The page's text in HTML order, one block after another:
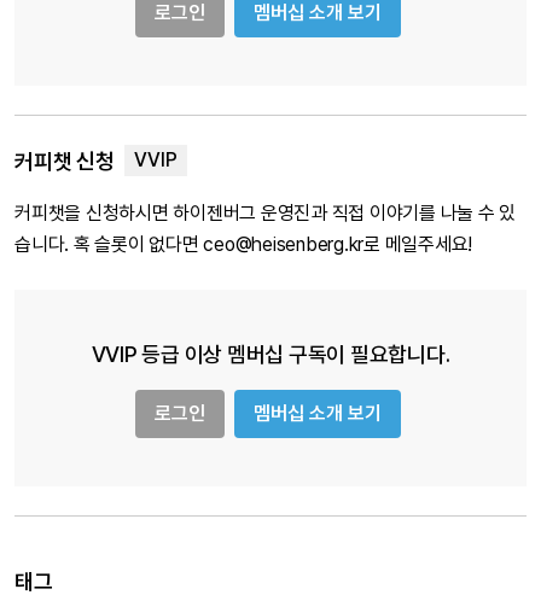
로그인 멤버십 소개 보기
커피챗 신청
커피챗을 신청하시면 하이젠버그 운영진과 직접 이야기를 나눌 수 있
습니다. 혹 슬롯이 없다면 ceo@heisenberg.kr로 메일주세요!
VVIP 등급 이상 멤버십 구독이 필요합니다.
로그인 멤버십 소개 보기
태그